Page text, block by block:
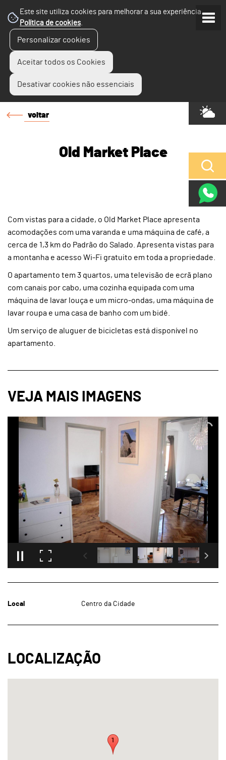
Este site utiliza cookies para melhorar a sua experiência.
Política de cookies.
Personalizar cookies
Aceitar todos os Cookies
Desativar cookies não essenciais
voltar
Old Market Place
Com vistas para a cidade, o Old Market Place apresenta
acomodações com uma varanda e uma máquina de café, a
cerca de 1,3 km do Padrão do Salado. Apresenta vistas para
a montanha e acesso Wi-Fi gratuito em toda a propriedade.
O apartamento tem 3 quartos, uma televisão de ecrã plano
com canais por cabo, uma cozinha equipada com uma
máquina de lavar louça e um micro-ondas, uma máquina de
lavar roupa e uma casa de banho com um bidé.
Um serviço de aluguer de bicicletas está disponível no
apartamento.
Local Centro da Cidade